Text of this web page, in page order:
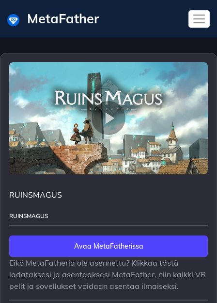
MetaFather
RUINSMAGUS
RUINSMAGUS
Avaa MetaFatherissa
Eikö MetaFatheria ole asennettu? Klikkaa tästä
ladataksesi ja asentaaksesi MetaFather, niin kaikki VR
pelit ja sovellukset voidaan asentaa ilmaiseksi.